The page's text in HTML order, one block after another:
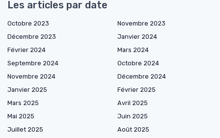
Les articles par date
Octobre 2023
Novembre 2023
Décembre 2023
Janvier 2024
Février 2024
Mars 2024
Septembre 2024
Octobre 2024
Novembre 2024
Décembre 2024
Janvier 2025
Février 2025
Mars 2025
Avril 2025
Mai 2025
Juin 2025
Juillet 2025
Août 2025